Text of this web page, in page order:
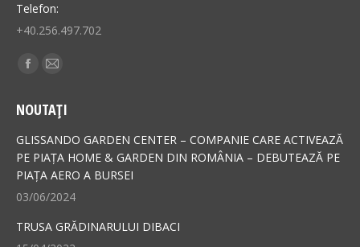
Telefon:
+40.256.497.702
Find us on:
Facebook
opens
in
new
window
Mail
opens
in
new
window
NOUTAȚI
GLISSANDO GARDEN CENTER – COMPANIE CARE ACTIVEAZĂ
PE PIAȚA HOME & GARDEN DIN ROMÂNIA – DEBUTEAZĂ PE
PIAȚA AERO A BURSEI
03/06/2024
TRUSA GRĂDINARULUI DIBACI